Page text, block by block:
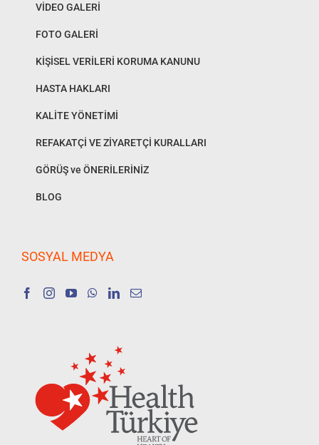
VİDEO GALERİ
FOTO GALERİ
KİŞİSEL VERİLERİ KORUMA KANUNU
HASTA HAKLARI
KALİTE YÖNETİMİ
REFAKATÇİ VE ZİYARETÇİ KURALLARI
GÖRÜŞ ve ÖNERİLERİNİZ
BLOG
SOSYAL MEDYA